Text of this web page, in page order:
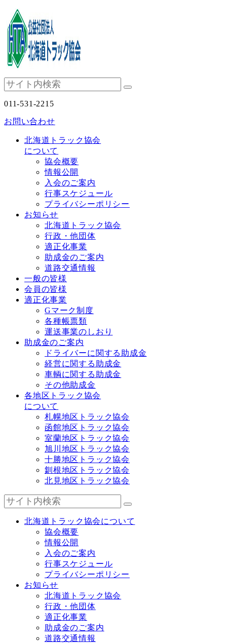
011-531-2215
お問い合わせ
北海道トラック協会
について
協会概要
情報公開
入会のご案内
行事スケジュール
プライバシーポリシー
お知らせ
北海道トラック協会
行政・他団体
適正化事業
助成金のご案内
道路交通情報
一般の皆様
会員の皆様
適正化事業
Gマーク制度
各種帳票類
運送事業のしおり
助成金のご案内
ドライバーに関する助成金
経営に関する助成金
車輌に関する助成金
その他助成金
各地区トラック協会
について
札幌地区トラック協会
函館地区トラック協会
室蘭地区トラック協会
旭川地区トラック協会
十勝地区トラック協会
釧根地区トラック協会
北見地区トラック協会
北海道トラック協会について
協会概要
情報公開
入会のご案内
行事スケジュール
プライバシーポリシー
お知らせ
北海道トラック協会
行政・他団体
適正化事業
助成金のご案内
道路交通情報